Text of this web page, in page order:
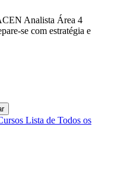
Analista Área 4
se com estratégia e
Lista de Todos os